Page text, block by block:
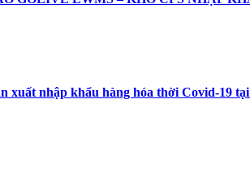
xuất nhập khẩu hàng hóa thời Covid-19